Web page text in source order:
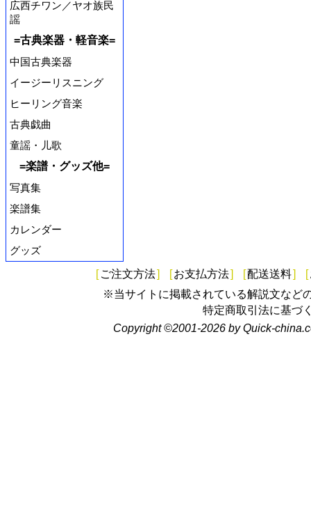
広西チワン／ヤオ族民
謡
=古典楽器・軽音楽=
中国古典楽器
イージーリスニング
ヒーリング音楽
古典戯曲
童謡・儿歌
=楽譜・グッズ他=
写真集
楽譜集
カレンダー
グッズ
[ ご注文方法] [お支払方法] [配送送料] [
※当サイトに掲載されている解説文など
特定商取引法に基づ
Copyright ©2001-2026 by Quick-